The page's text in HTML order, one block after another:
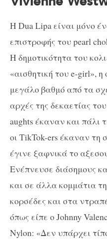
Η Dua Lipa είναι μόνο
επιστροφής του pearl
Η δημοτικότητα του
«αισθητική του e-girl»,
μεγάλο βαθμό από τα
αρχές της δεκαετίας
aughts έκαναν και πάλι
οι TikTok-ers έκαναν τη
έγινε ξαφνικά το
Ενέπνευσε διάσημους
και σε άλλα κομμάτια
κορσέδες και στα
όπως είπε ο Johnny
Nylon: «Δεν υπάρχει